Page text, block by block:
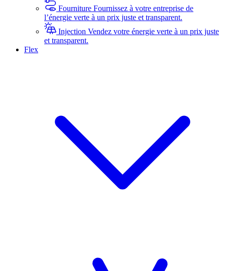
Fourniture Fournissez à votre entreprise de
l’énergie verte à un prix juste et transparent.
Injection Vendez votre énergie verte à un prix juste
et transparent.
Flex